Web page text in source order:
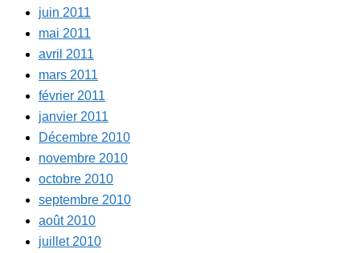
juin 2011
mai 2011
avril 2011
mars 2011
février 2011
janvier 2011
Décembre 2010
novembre 2010
octobre 2010
septembre 2010
août 2010
juillet 2010